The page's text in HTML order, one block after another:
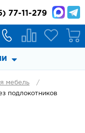
77-11-279
мебель
подлокотников